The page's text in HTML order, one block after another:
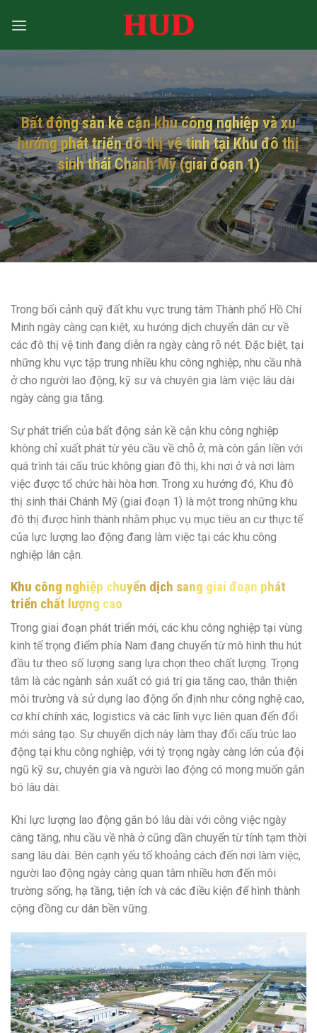
qua
Bất động sản kề cận khu công nghiệp và xu
hướng phát triển đô thị vệ tinh tại Khu đô thị
sinh thái Chánh Mỹ (giai đoạn 1)
Trong bối cảnh quỹ đất khu vực trung tâm Thành phố Hồ Chí
Minh ngày càng cạn kiệt, xu hướng dịch chuyển dân cư về
các đô thị vệ tinh đang diễn ra ngày càng rõ nét. Đặc biệt, tại
những khu vực tập trung nhiều khu công nghiệp, nhu cầu nhà
ở cho người lao động, kỹ sư và chuyên gia làm việc lâu dài
ngày càng gia tăng.
Sự phát triển của bất động sản kề cận khu công nghiệp
không chỉ xuất phát từ yêu cầu về chỗ ở, mà còn gắn liền với
quá trình tái cấu trúc không gian đô thị, khi nơi ở và nơi làm
việc được tổ chức hài hòa hơn. Trong xu hướng đó, Khu đô
thị sinh thái Chánh Mỹ (giai đoạn 1) là một trong những khu
đô thị được hình thành nhằm phục vụ mục tiêu an cư thực tế
của lực lượng lao động đang làm việc tại các khu công
nghiệp lân cận.
Khu công nghiệp chuyển dịch sang giai đoạn phát
triển chất lượng cao
Trong giai đoạn phát triển mới, các khu công nghiệp tại vùng
kinh tế trọng điểm phía Nam đang chuyển từ mô hình thu hút
đầu tư theo số lượng sang lựa chọn theo chất lượng. Trọng
tâm là các ngành sản xuất có giá trị gia tăng cao, thân thiện
môi trường và sử dụng lao động ổn định như công nghệ cao,
cơ khí chính xác, logistics và các lĩnh vực liên quan đến đổi
mới sáng tạo. Sự chuyển dịch này làm thay đổi cấu trúc lao
động tại khu công nghiệp, với tỷ trọng ngày càng lớn của đội
ngũ kỹ sư, chuyên gia và người lao động có mong muốn gắn
bó lâu dài.
Khi lực lượng lao động gắn bó lâu dài với công việc ngày
càng tăng, nhu cầu về nhà ở cũng dần chuyển từ tính tạm thời
sang lâu dài. Bên cạnh yếu tố khoảng cách đến nơi làm việc,
người lao động ngày càng quan tâm nhiều hơn đến môi
trường sống, hạ tầng, tiện ích và các điều kiện để hình thành
cộng đồng cư dân bền vững.